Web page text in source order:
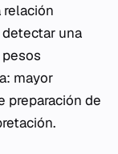
relación
una
mayor
preparación de